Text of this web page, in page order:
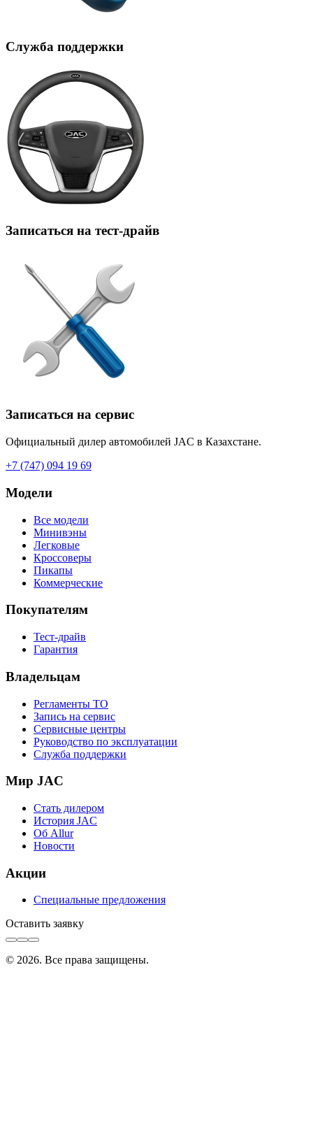
Служба поддержки
Записаться на тест-драйв
Записаться на сервис
Официальный дилер автомобилей JAC в Казахстане.
+7 (747) 094 19 69
Модели
Все модели
Минивэны
Легковые
Кроссоверы
Пикапы
Коммерческие
Покупателям
Тест-драйв
Гарантия
Владельцам
Регламенты ТО
Запись на сервис
Сервисные центры
Руководство по эксплуатации
Служба поддержки
Мир JAC
Стать дилером
История JAC
Об Allur
Новости
Акции
Специальные предложения
Оставить заявку
© 2026. Все права защищены.